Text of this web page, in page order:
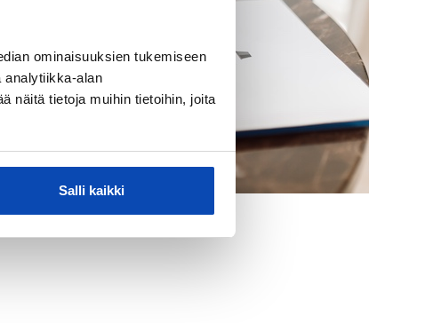
ominaisuuksien tukemiseen
analytiikka-alan
näitä tietoja muihin tietoihin, joita
Salli kaikki